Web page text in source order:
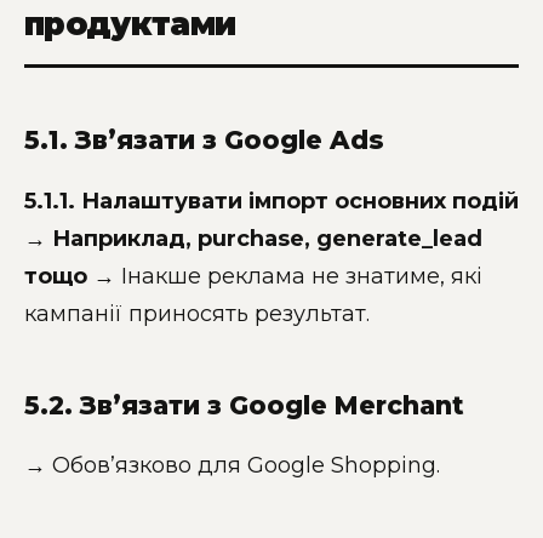
продуктами
5.1. Зв’язати з Google Ads
5.1.1. Налаштувати імпорт основних подій
→ Наприклад, purchase, generate_lead
тощо → Інакше реклама не знатиме, які
кампанії приносять результат.
5.2. Зв’язати з Google Merchant
→ Обов’язково для Google Shopping.